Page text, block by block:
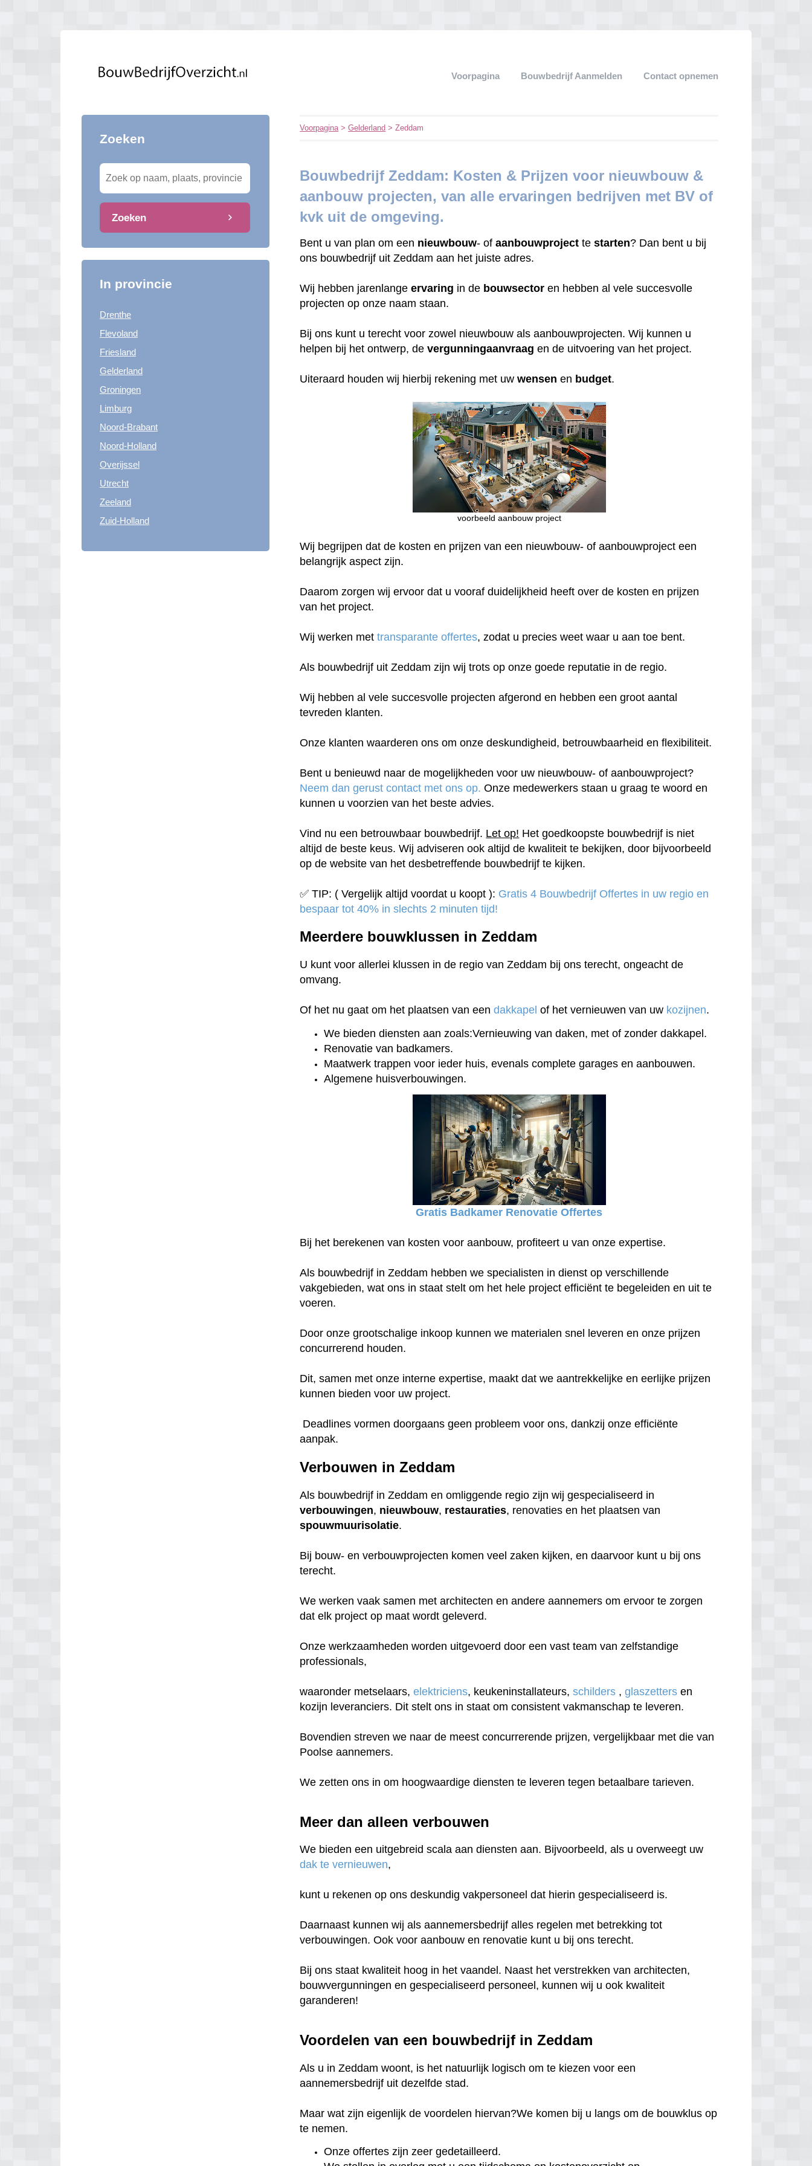
Voorpagina Bouwbedrijf Aanmelden Contact opnemen
Zoeken
Zoeken
In provincie
Drenthe
Flevoland
Friesland
Gelderland
Groningen
Limburg
Noord-Brabant
Noord-Holland
Overijssel
Utrecht
Zeeland
Zuid-Holland
Voorpagina>Gelderland > Zeddam
Bouwbedrijf Zeddam: Kosten & Prijzen voor nieuwbouw &
aanbouw projecten, van alle ervaringen bedrijven met BV of
kvk uit de omgeving.
Bent u van plan om een nieuwbouw- ofaanbouwproject testarten? Dan bent u bij
ons bouwbedrijf uit Zeddam aan het juiste adres.
Wij hebben jarenlangeervaring in de bouwsector en hebben al vele succesvolle
projecten op onze naam staan.
Bij ons kunt u terecht voor zowel nieuwbouw als aanbouwprojecten. Wij kunnen u
helpen bij het ontwerp, devergunningaanvraag en de uitvoering van het project.
Uiteraard houden wij hierbij rekening met uwwensen en budget.
voorbeeld aanbouw project
Wij begrijpen dat de kosten en prijzen van een nieuwbouw- of aanbouwproject een
belangrijk aspect zijn.
Daarom zorgen wij ervoor dat u vooraf duidelijkheid heeft over de kosten en prijzen
van het project.
Wij werken mettransparante offertes, zodat u precies weet waar u aan toe bent.
Als bouwbedrijf uit Zeddam zijn wij trots op onze goede reputatie in de regio.
Wij hebben al vele succesvolle projecten afgerond en hebben een groot aantal
tevreden klanten.
Onze klanten waarderen ons om onze deskundigheid, betrouwbaarheid en flexibiliteit.
Bent u benieuwd naar de mogelijkheden voor uw nieuwbouw- of aanbouwproject?
Neem dan gerust contact met ons op.Onze medewerkers staan u graag te woord en
kunnen u voorzien van het beste advies.
Vind nu een betrouwbaar bouwbedrijf. Let op! Het goedkoopste bouwbedrijf is niet
altijd de beste keus. Wij adviseren ook altijd de kwaliteit te bekijken, door bijvoorbeeld
op de website van het desbetreffende bouwbedrijf te kijken.
✅ TIP: ( Vergelijk altijd voordat u koopt ): Gratis 4 Bouwbedrijf Offertes in uw regio en
bespaar tot 40% in slechts 2 minuten tijd!
Meerdere bouwklussen in Zeddam
U kunt voor allerlei klussen in de regio van Zeddam bij ons terecht, ongeacht de
omvang.
Of het nu gaat om het plaatsen van eendakkapel of het vernieuwen van uw kozijnen.
We bieden diensten aan zoals:Vernieuwing van daken, met of zonder dakkapel.
Renovatie van badkamers.
Maatwerk trappen voor ieder huis, evenals complete garages en aanbouwen.
Algemene huisverbouwingen.
Gratis Badkamer Renovatie Offertes
Bij het berekenen van kosten voor aanbouw, profiteert u van onze expertise.
Als bouwbedrijf in Zeddam hebben we specialisten in dienst op verschillende
vakgebieden, wat ons in staat stelt om het hele project efficiënt te begeleiden en uit te
voeren.
Door onze grootschalige inkoop kunnen we materialen snel leveren en onze prijzen
concurrerend houden.
Dit, samen met onze interne expertise, maakt dat we aantrekkelijke en eerlijke prijzen
kunnen bieden voor uw project.
Deadlines vormen doorgaans geen probleem voor ons, dankzij onze efficiënte
aanpak.
Verbouwen in Zeddam
Als bouwbedrijf in Zeddam en omliggende regio zijn wij gespecialiseerd in
verbouwingen, nieuwbouw, restauraties, renovaties en het plaatsen van
spouwmuurisolatie.
Bij bouw- en verbouwprojecten komen veel zaken kijken, en daarvoor kunt u bij ons
terecht.
We werken vaak samen met architecten en andere aannemers om ervoor te zorgen
dat elk project op maat wordt geleverd.
Onze werkzaamheden worden uitgevoerd door een vast team van zelfstandige
professionals,
waaronder metselaars,elektriciens, keukeninstallateurs,schilders ,glaszetters en
kozijn leveranciers. Dit stelt ons in staat om consistent vakmanschap te leveren.
Bovendien streven we naar de meest concurrerende prijzen, vergelijkbaar met die van
Poolse aannemers.
We zetten ons in om hoogwaardige diensten te leveren tegen betaalbare tarieven.
Meer dan alleen verbouwen
We bieden een uitgebreid scala aan diensten aan. Bijvoorbeeld, als u overweegt uw
dak te vernieuwen,
kunt u rekenen op ons deskundig vakpersoneel dat hierin gespecialiseerd is.
Daarnaast kunnen wij als aannemersbedrijf alles regelen met betrekking tot
verbouwingen. Ook voor aanbouw en renovatie kunt u bij ons terecht.
Bij ons staat kwaliteit hoog in het vaandel. Naast het verstrekken van architecten,
bouwvergunningen en gespecialiseerd personeel, kunnen wij u ook kwaliteit
garanderen!
Voordelen van een bouwbedrijf in Zeddam
Als u in Zeddam woont, is het natuurlijk logisch om te kiezen voor een
aannemersbedrijf uit dezelfde stad.
Maar wat zijn eigenlijk de voordelen hiervan?We komen bij u langs om de bouwklus op
te nemen.
Onze offertes zijn zeer gedetailleerd.